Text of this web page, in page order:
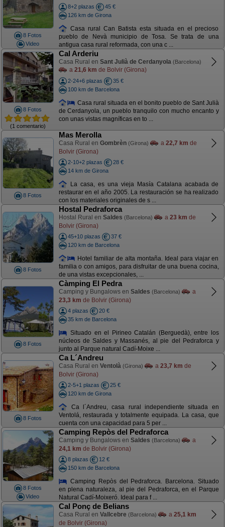
8 Fotos
Video
8+2 plazas
45 €
126 km de Girona
Casa rural Can Batista esta situada en el precioso
pueblo de Nevà municipio de Tosa. Se trata de una
antigua casa rural reformada, con una c ...
8 Fotos
(1 comentario)
Cal Arderiu
Casa Rural en Sant Julià de Cerdanyola (Barcelona)
a 21,6 km de Bolvir (Girona)
2-24+6 plazas
35 €
100 km de Barcelona
Casa rural situada en el bonito pueblo de Sant Julià
de Cerdanyola, un pueblo tranquilo con mucho encanto y
con unas vistas magníficas en to ...
8 Fotos
Mas Merolla
Casa Rural en Gombrèn (Girona) a 22,7 km de
Bolvir (Girona)
2-10+2 plazas
28 €
14 km de Girona
La casa, es una vieja Masía Catalana acabada de
restaurar en el año 2005. La restauración se ha realizado
con los materiales originales de s ...
8 Fotos
Hostal Pedraforca
Hostal Rural en Saldes (Barcelona) a 23 km de
Bolvir (Girona)
45+10 plazas
37 €
120 km de Barcelona
Hotel familiar de alta montaña. Ideal para viajar en
familia o con amigos, para disfruitar de una buena cocina,
de una vistas excepcionales, ...
8 Fotos
Càmping El Pedra
Camping y Bungalows en Saldes (Barcelona)
a
23,3 km de Bolvir (Girona)
4 plazas
20 €
35 km de Barcelona
Situado en el Pirineo Catalán (Berguedà), entre los
núcleos de Saldes y Massanés, al pie del Pedraforca y
junto al Parque natural Cadí-Moixe ...
8 Fotos
Ca L´Andreu
Casa Rural en Ventolà (Girona) a 23,7 km de
Bolvir (Girona)
2-5+1 plazas
25 €
120 km de Girona
Ca l´Andreu, casa rural independiente situada en
Ventolá, restaurada y totalmente equipada. La casa, que
cuenta con una capacidad para 5 per ...
8 Fotos
Video
Camping Repòs del Pedraforca
Camping y Bungalows en Saldes (Barcelona)
a
24,1 km de Bolvir (Girona)
8 plazas
12 €
150 km de Barcelona
Camping Repòs del Pedraforca. Barcelona. Situado
en plena naturaleza, al pie del Pedraforca, en el Parque
Natural Cadí-Moixeró. Ideal para f ...
Cal Ponç de Belians
Casa Rural en Vallcebre (Barcelona) a 25,1 km
de Bolvir (Girona)